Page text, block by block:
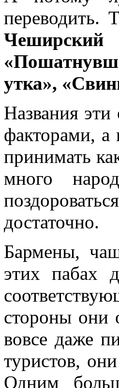
переводить.
утка»,
Названия
факторами, а
принимать
много
достаточно.
Бармены,
этих пабах
стороны они
вовсе даже
туристов,
Одним